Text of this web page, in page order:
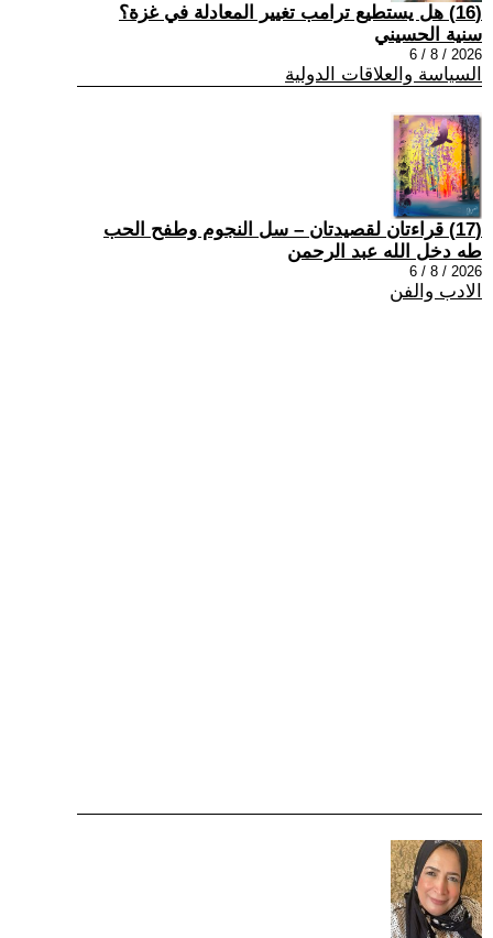
(16) هل يستطيع ترامب تغيير المعادلة في غزة؟
سنية الحسيني
2026 / 8 / 6
السياسة والعلاقات الدولية
(17) قراءتان لقصيدتان – سل النجوم وطفح الحب
طه دخل الله عبد الرحمن
2026 / 8 / 6
الادب والفن